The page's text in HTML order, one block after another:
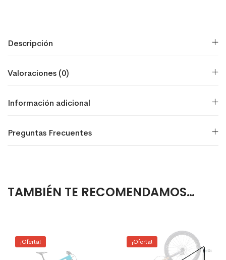
Descripción
Valoraciones (0)
Información adicional
Preguntas Frecuentes
TAMBIÉN TE RECOMENDAMOS…
¡Oferta! ¡Oferta!